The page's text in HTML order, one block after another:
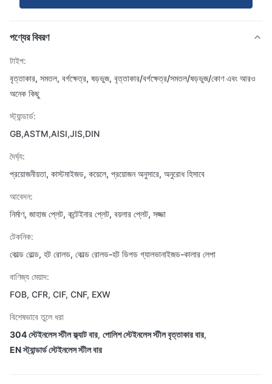
পণ্যের বিবরণ
টাইপ:
বৃত্তাকার, সমতল, বর্গক্ষেত্র, ষড়ভুজ, বৃত্তাকার/বর্গক্ষেত্র/সমতল/ষড়ভুজ/কোণ এবং আরও
অনেক কিছু
স্ট্যান্ডার্ড:
GB,ASTM,AISI,JIS,DIN
দৈর্ঘ্য:
প্রয়োজনীয়তা, কাস্টমাইজড, কয়েলে, প্রয়োজন অনুসারে, অনুরোধ হিসাবে
আবেদন:
নির্মাণ, জাহাজ প্লেট, কন্টেইনার প্লেট, বয়লার প্লেট, সজ্জা
টেকনিক:
কোল্ড রোল্ড, হট রোলড, কোল্ড রোলড-হট ডিপড গ্যালভানাইজড-কালার লেপা
বাণিজ্য মেয়াদ:
FOB, CFR, CIF, CNF, EXW
বিশেষভাবে তুলে ধরা
304 স্টেইনলেস স্টীল ফ্ল্যাট বার, পোলিশ স্টেইনলেস স্টীল বৃত্তাকার বার,
EN স্ট্যান্ডার্ড স্টেইনলেস স্টীল বার